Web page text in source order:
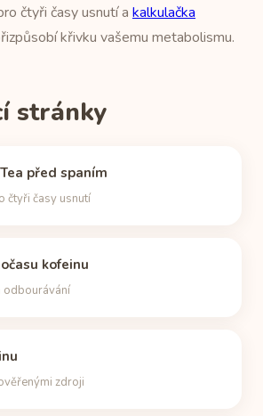
čtyři časy usnutí a kalkulačka
křivku vašemu metabolismu.
stránky
před spaním
čtyři časy usnutí
kofeinu
odbourávání
zdroji